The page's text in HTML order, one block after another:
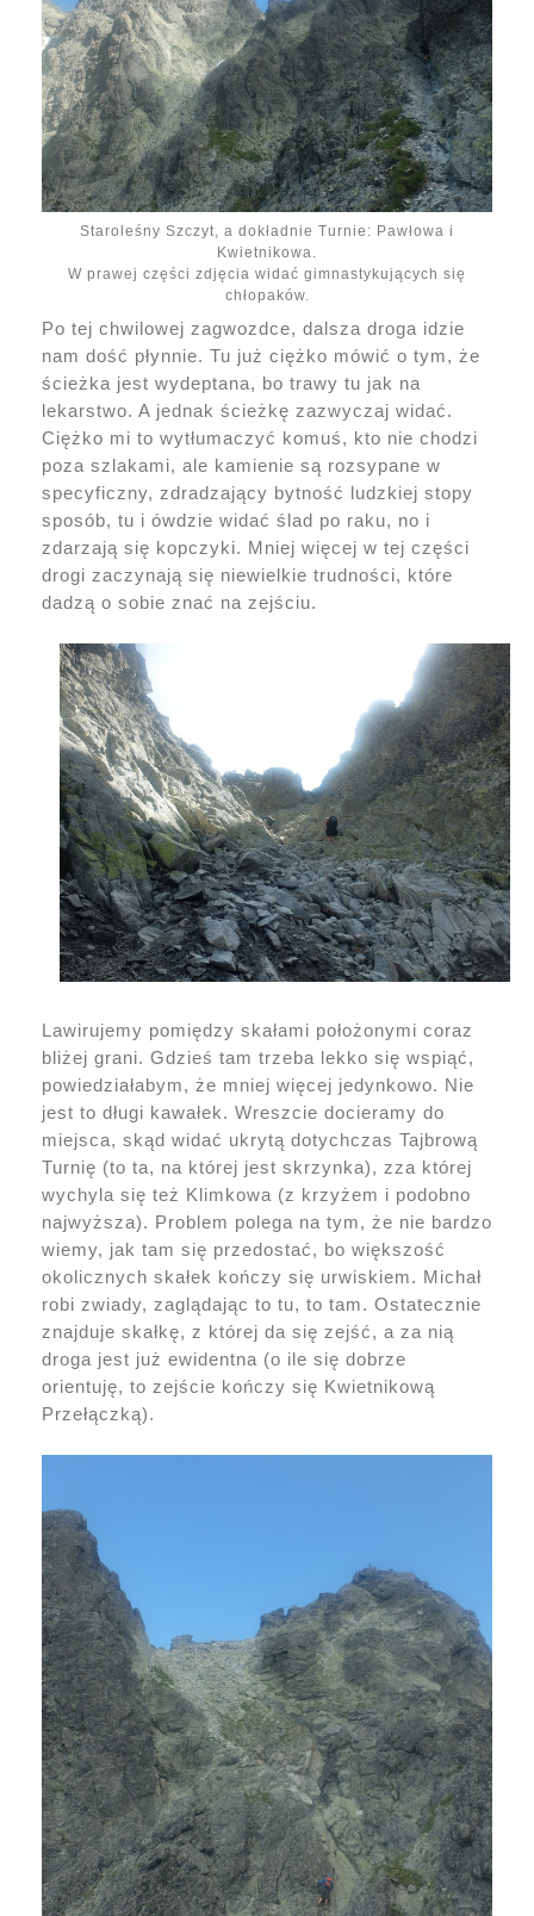
Staroleśny Szczyt, a dokładnie Turnie: Pawłowa i
Kwietnikowa.
W prawej części zdjęcia widać gimnastykujących się
chłopaków.
Po tej chwilowej zagwozdce, dalsza droga idzie
nam dość płynnie. Tu już ciężko mówić o tym, że
ścieżka jest wydeptana, bo trawy tu jak na
lekarstwo. A jednak ścieżkę zazwyczaj widać.
Ciężko mi to wytłumaczyć komuś, kto nie chodzi
poza szlakami, ale kamienie są rozsypane w
specyficzny, zdradzający bytność ludzkiej stopy
sposób, tu i ówdzie widać ślad po raku, no i
zdarzają się kopczyki. Mniej więcej w tej części
drogi zaczynają się niewielkie trudności, które
dadzą o sobie znać na zejściu.
Lawirujemy pomiędzy skałami położonymi coraz
bliżej grani. Gdzieś tam trzeba lekko się wspiąć,
powiedziałabym, że mniej więcej jedynkowo. Nie
jest to długi kawałek. Wreszcie docieramy do
miejsca, skąd widać ukrytą dotychczas Tajbrową
Turnię (to ta, na której jest skrzynka), zza której
wychyla się też Klimkowa (z krzyżem i podobno
najwyższa). Problem polega na tym, że nie bardzo
wiemy, jak tam się przedostać, bo większość
okolicznych skałek kończy się urwiskiem. Michał
robi zwiady, zaglądając to tu, to tam. Ostatecznie
znajduje skałkę, z której da się zejść, a za nią
droga jest już ewidentna (o ile się dobrze
orientuję, to zejście kończy się Kwietnikową
Przełączką).